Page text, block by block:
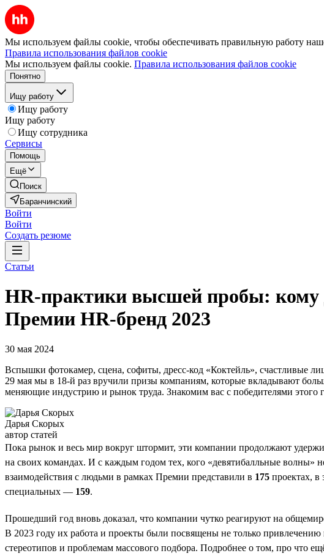
Мы используем файлы cookie, чтобы обеспечивать правильную работу
Правила использования файлов cookie
Мы используем файлы cookie. Правила использования файлов cookie
Понятно
Ищу работу
Ищу работу
Ищу работу
Ищу сотрудника
Сервисы
Помощь
Ещё
Поиск
Баранчинский
Войти
Войти
Создать резюме
Статьи
HR-практики высшей пробы: кому
Премии HR-бренд 2023
30 мая 2024
Вспышки фотокамер, сцена, софиты, дресс-код «Коктейль», счастливые
29 мая мы в 18-й раз вручили призы компаниям, которые вкладывают
меняющие индустрию и рынок труда. Знакомим вас с победителями этого
Дарья Скорых
автор статей
Пока рынок и весь мир вокруг штормит, эти компании продолжают
на своих командах. И с каждым годом тех, кого «девятибалльные
взаимодействия с людьми в рамках Премии представили в 175 проектах,
специальных — 159.
Прошедший год вновь доказал, что компании чутко реагируют на
В 2023 году их работа и проекты были посвящены не только
стереотипов и проблемам массового подбора. Подробнее о том, про что